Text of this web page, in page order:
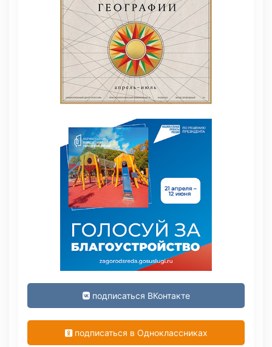
подписаться ВКонтакте
подписаться в Одноклассниках